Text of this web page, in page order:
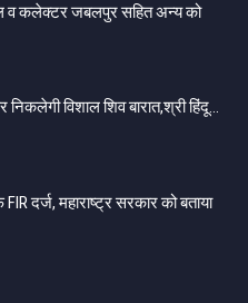
व कलेक्टर जबलपुर सहित अन्य को
निकलेगी विशाल शिव बारात,श्री हिंदू…
दर्ज, महाराष्ट्र सरकार को बताया